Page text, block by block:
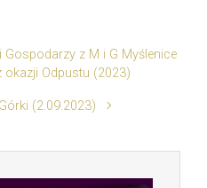
Gospodarzy z M i G Myślenice
okazji Odpustu (2023)
(2.09.2023)